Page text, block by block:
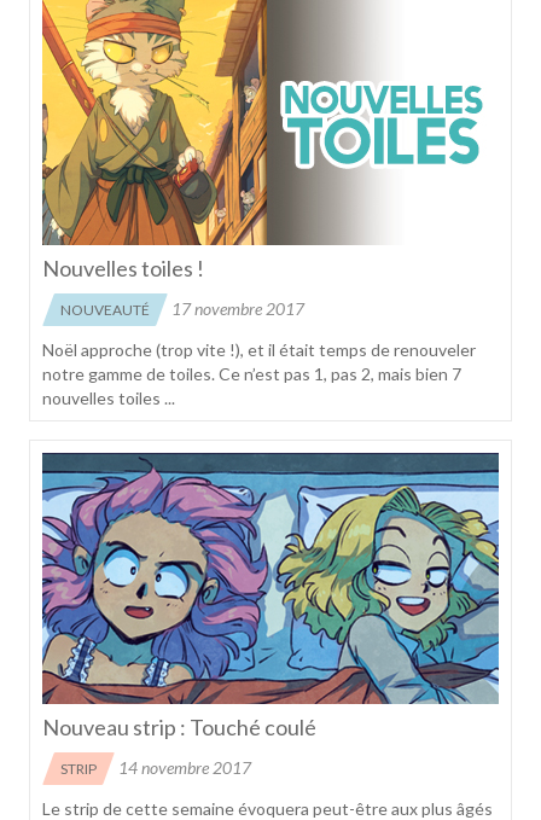
Nouvelles toiles !
NOUVEAUTÉ
17 novembre 2017
Noël approche (trop vite !), et il était temps de renouveler
notre gamme de toiles. Ce n’est pas 1, pas 2, mais bien 7
nouvelles toiles ...
Nouveau strip : Touché coulé
STRIP
14 novembre 2017
Le strip de cette semaine évoquera peut-être aux plus âgés